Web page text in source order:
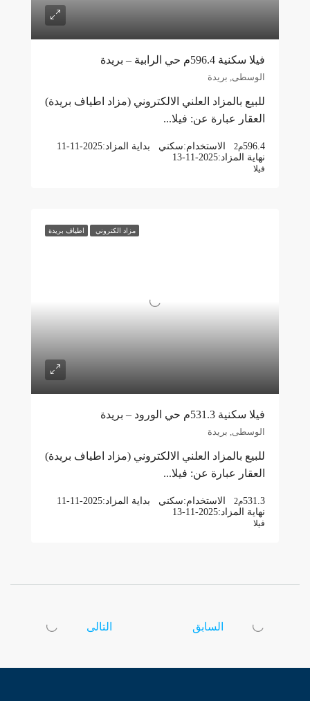
فيلا سكنية 596.4م حي الرابية – بريدة
الوسطى, بريدة
للبيع بالمزاد العلني الالكتروني (مزاد اطياف بريدة)
العقار عبارة عن: فيلا...
596.4م2 الاستخدام:سكني بداية المزاد:11-11-2025
نهاية المزاد:13-11-2025
فيلا
مزاد الكتروني اطياف بريدة
فيلا سكنية 531.3م حي الورود – بريدة
الوسطى, بريدة
للبيع بالمزاد العلني الالكتروني (مزاد اطياف بريدة)
العقار عبارة عن: فيلا...
531.3م2 الاستخدام:سكني بداية المزاد:11-11-2025
نهاية المزاد:13-11-2025
فيلا
السابق التالى